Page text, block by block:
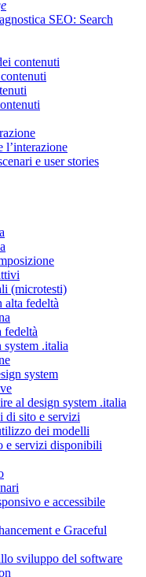
SEO: Search
contenuti
l’interazione
e user stories
(microtesti)
alta fedeltà
fedeltà
system .italia
system
al design system .italia
di sito e servizi
dei modelli
e servizi disponibili
e accessibile
e Graceful
sviluppo del software